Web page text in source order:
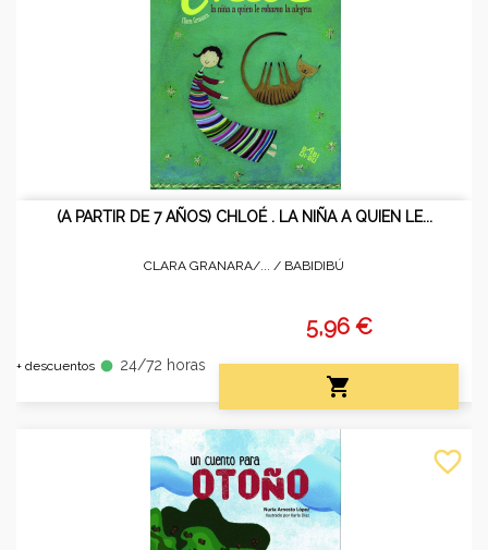
(A PARTIR DE 7 AÑOS) CHLOÉ . LA NIÑA A QUIEN LE...
CLARA GRANARA/... / BABIDIBÚ
+ descuentos fiber_manual_record 24/72 horas
5,96 €

favorite_border